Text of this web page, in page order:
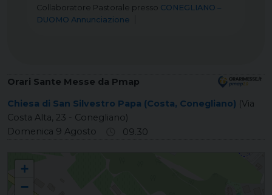
Collaboratore Pastorale presso CONEGLIANO –
DUOMO Annunciazione
Orari Sante Messe da Pmap
Chiesa di San Silvestro Papa (Costa, Conegliano) (Via
Costa Alta, 23 - Conegliano)
Domenica 9 Agosto
09.30
+
−